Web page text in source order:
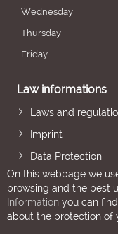
Wednesday
Thursday
Friday
Law informations
Laws and
Imprint
Data Protection
On this webpage we
browsing and the best
Information you can
about the protection of